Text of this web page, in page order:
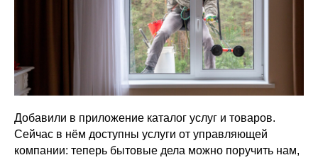
Добавили в приложение каталог услуг и товаров.
Сейчас в нём доступны услуги от управляющей
компании: теперь бытовые дела можно поручить нам,